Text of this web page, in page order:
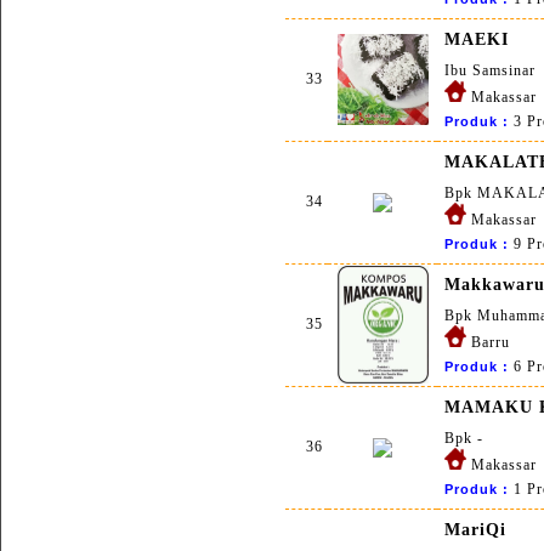
33
MAEKI
Ibu Samsinar
Makassar
Produk : 3
34
Bpk
Makassar
Produk : 9
35
Makkawaru
Bpk
Barru
Produk : 6
36
MAMAKU
Bpk -
Makassar
Produk : 1
MariQi